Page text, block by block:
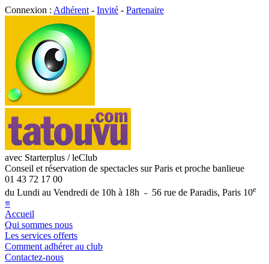
Connexion : Adhérent - Invité - Partenaire
avec Starterplus / leClub
Conseil et réservation de spectacles sur Paris et proche banlieue
01 43 72 17 00
du Lundi au Vendredi de 10h à 18h - 56 rue de Paradis, Paris 10e
≡
Accueil
Qui sommes nous
Les services offerts
Comment adhérer au club
Contactez-nous